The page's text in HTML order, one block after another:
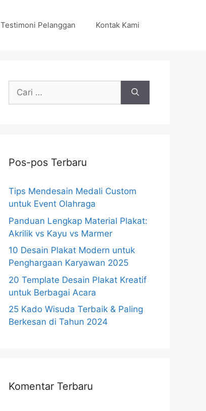
Testimoni Pelanggan Kontak Kami
Cari
Pos-pos Terbaru
Tips Mendesain Medali Custom
untuk Event Olahraga
Panduan Lengkap Material Plakat:
Akrilik vs Kayu vs Marmer
10 Desain Plakat Modern untuk
Penghargaan Karyawan 2025
20 Template Desain Plakat Kreatif
untuk Berbagai Acara
25 Kado Wisuda Terbaik & Paling
Berkesan di Tahun 2024
Komentar Terbaru